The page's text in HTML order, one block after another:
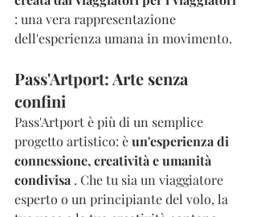
: una vera rappresentazione
dell'esperienza umana in movimento.
Pass'Artport: Arte senza
confini
Pass'Artport è più di un semplice
progetto artistico: è un'esperienza di
connessione, creatività e umanità
condivisa . Che tu sia un viaggiatore
esperto o un principiante del volo, la